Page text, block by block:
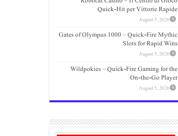
Quick‑Hit per Vittorie Rapide
August 5, 2026
Gates of Olympus 1000 – Quick‑Fire Mythic
Slots for Rapid Wins
August 5, 2026
Wildpokies – Quick‑Fire Gaming for the
On‑the‑Go Player
August 5, 2026